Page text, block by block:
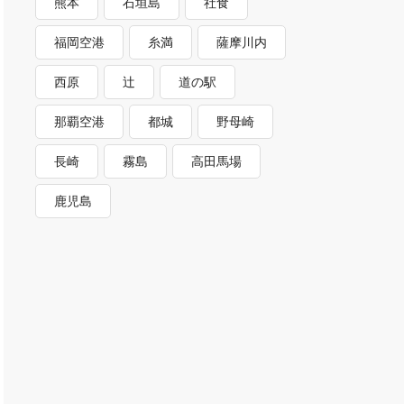
熊本 石垣島 社食
福岡空港 糸満 薩摩川内
西原 辻 道の駅
那覇空港 都城 野母崎
長崎 霧島 高田馬場
鹿児島